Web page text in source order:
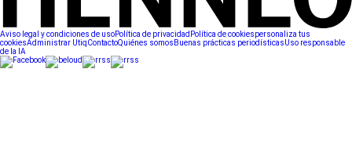
Aviso legal y condiciones de usoPolítica de privacidad Política de cookiespersonaliza tus
cookiesAdministrar UtiqContactoQuiénes somos Buenas prácticas periodísticasUso responsable
de la IA